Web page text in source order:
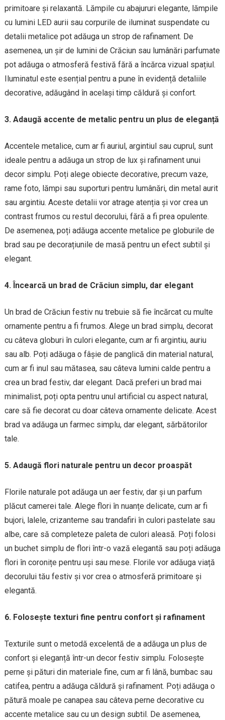
primitoare și relaxantă. Lămpile cu abajururi elegante, lămpile
cu lumini LED aurii sau corpurile de iluminat suspendate cu
detalii metalice pot adăuga un strop de rafinament. De
asemenea, un șir de lumini de Crăciun sau lumânări parfumate
pot adăuga o atmosferă festivă fără a încărca vizual spațiul.
Iluminatul este esențial pentru a pune în evidență detaliile
decorative, adăugând în același timp căldură și confort.
3. Adaugă accente de metalic pentru un plus de eleganță
Accentele metalice, cum ar fi auriul, argintiul sau cuprul, sunt
ideale pentru a adăuga un strop de lux și rafinament unui
decor simplu. Poți alege obiecte decorative, precum vaze,
rame foto, lămpi sau suporturi pentru lumânări, din metal aurit
sau argintiu. Aceste detalii vor atrage atenția și vor crea un
contrast frumos cu restul decorului, fără a fi prea opulente.
De asemenea, poți adăuga accente metalice pe globurile de
brad sau pe decorațiunile de masă pentru un efect subtil și
elegant.
4. Încearcă un brad de Crăciun simplu, dar elegant
Un brad de Crăciun festiv nu trebuie să fie încărcat cu multe
ornamente pentru a fi frumos. Alege un brad simplu, decorat
cu câteva globuri în culori elegante, cum ar fi argintiu, auriu
sau alb. Poți adăuga o fâșie de panglică din material natural,
cum ar fi inul sau mătasea, sau câteva lumini calde pentru a
crea un brad festiv, dar elegant. Dacă preferi un brad mai
minimalist, poți opta pentru unul artificial cu aspect natural,
care să fie decorat cu doar câteva ornamente delicate. Acest
brad va adăuga un farmec simplu, dar elegant, sărbătorilor
tale.
5. Adaugă flori naturale pentru un decor proaspăt
Florile naturale pot adăuga un aer festiv, dar și un parfum
plăcut camerei tale. Alege flori în nuanțe delicate, cum ar fi
bujori, lalele, crizanteme sau trandafiri în culori pastelate sau
albe, care să completeze paleta de culori aleasă. Poți folosi
un buchet simplu de flori într-o vază elegantă sau poți adăuga
flori în coronițe pentru uși sau mese. Florile vor adăuga viață
decorului tău festiv și vor crea o atmosferă primitoare și
elegantă.
6. Folosește texturi fine pentru confort și rafinament
Texturile sunt o metodă excelentă de a adăuga un plus de
confort și eleganță într-un decor festiv simplu. Folosește
perne și pături din materiale fine, cum ar fi lână, bumbac sau
catifea, pentru a adăuga căldură și rafinament. Poți adăuga o
pătură moale pe canapea sau câteva perne decorative cu
accente metalice sau cu un design subtil. De asemenea,